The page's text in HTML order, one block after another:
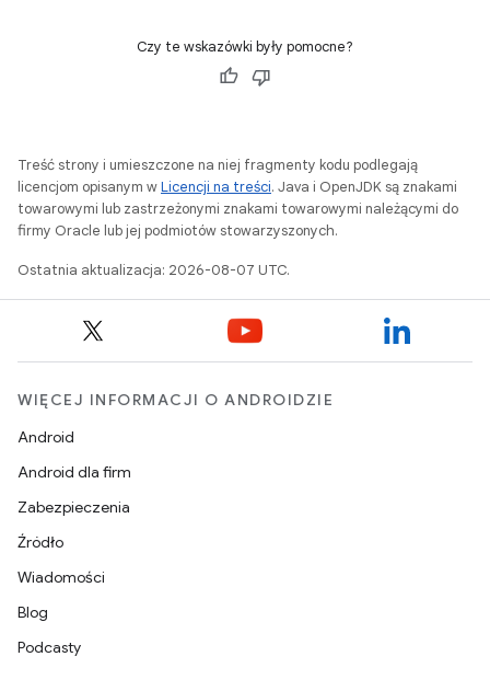
Czy te wskazówki były pomocne?
Treść strony i umieszczone na niej fragmenty kodu podlegają
licencjom opisanym wLicencji na treści. Java i OpenJDK są znakami
towarowymi lub zastrzeżonymi znakami towarowymi należącymi do
firmy Oracle lub jej podmiotów stowarzyszonych.
Ostatnia aktualizacja: 2026-08-07 UTC.
WIĘCEJ INFORMACJI O ANDROIDZIE
Android
Android dla firm
Zabezpieczenia
Źródło
Wiadomości
Blog
Podcasty